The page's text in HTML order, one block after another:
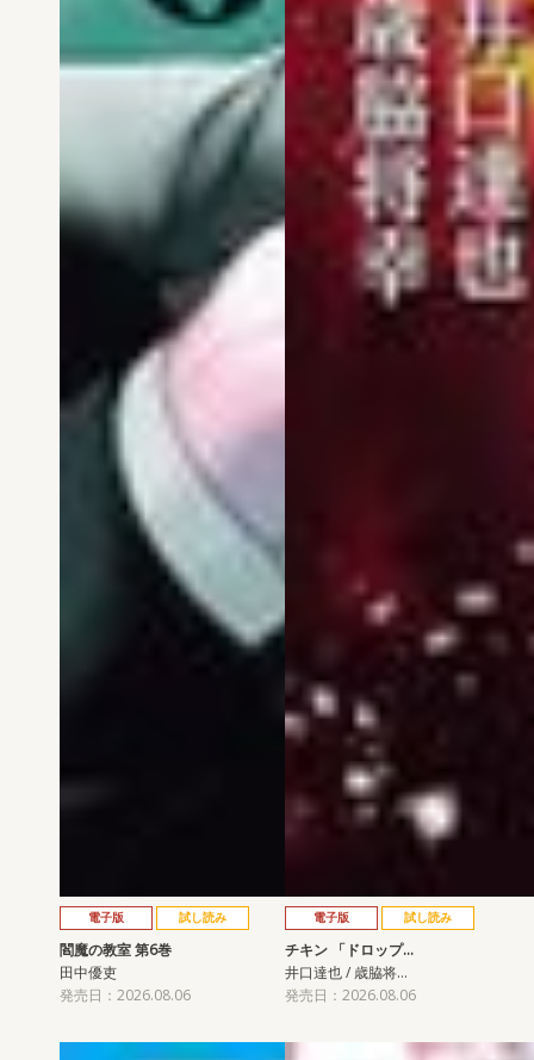
電子版 試し読み
閻魔の教室 第6巻
田中優吏
発売日：2026.08.06
電子版 試し読み
チキン 「ドロップ…
井口達也 / 歳脇将…
発売日：2026.08.06